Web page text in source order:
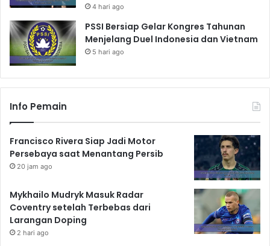
4 hari ago
PSSI Bersiap Gelar Kongres Tahunan
Menjelang Duel Indonesia dan Vietnam
5 hari ago
Info Pemain
Francisco Rivera Siap Jadi Motor
Persebaya saat Menantang Persib
20 jam ago
Mykhailo Mudryk Masuk Radar
Coventry setelah Terbebas dari
Larangan Doping
2 hari ago